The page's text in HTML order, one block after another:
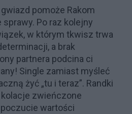
pomoże Rakom
sprawy. Po raz kolejny
w którym tkwisz trwa
a brak
partnera podcina ci
Single zamiast myśleć
żyć „tu i teraz”. Randki
kolacje zwieńczone
wartości